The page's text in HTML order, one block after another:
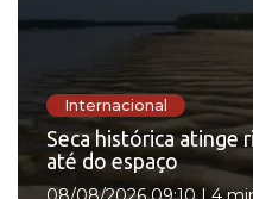
Internacional
Seca histórica atinge
até do espaço